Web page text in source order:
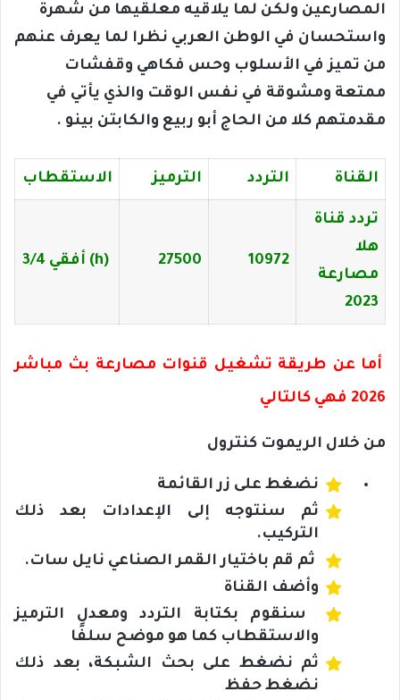
المصارعين ولكن لما يلاقيه معلقيها من شهرة
واستحسان في الوطن العربي نظرا لما يعرف عنهم
من تميز في الأسلوب وحس فكاهي وقفشات
ممتعة ومشوقة في نفس الوقت والذي يأتي في
مقدمتهم كلا من الحاج أبو ربيع والكابتن بينو .
القناة التردد الترميز الاستقطاب
تردد قناة
هلا
مصارعة
2023
10972
27500 (h) أفقي 3/4
أما عن طريقة تشغيل قنوات مصارعة بث مباشر
2026 فهي كالتالي
من خلال الريموت كنترول
نضغط على زر القائمة
ثم سنتوجه إلى الإعدادات بعد ذلك
التركيب.
ثم قم باختيار القمر الصناعي نايل سات.
وأضف القناة
سنقوم بكتابة التردد ومعدل الترميز
والاستقطاب كما هو موضح سلفًا
ثم نضغط على بحث الشبكة، بعد ذلك
نضغط حفظ